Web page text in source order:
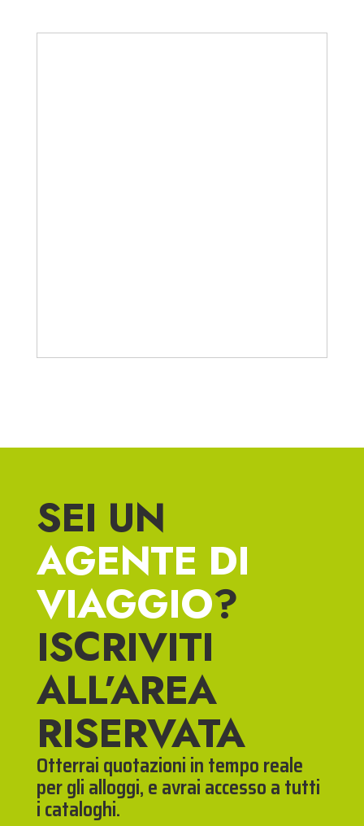
SEI UN
AGENTE DI
VIAGGIO?
ISCRIVITI
ALL’AREA
RISERVATA
Otterrai quotazioni in tempo reale
per gli alloggi, e avrai accesso a tutti
i cataloghi.